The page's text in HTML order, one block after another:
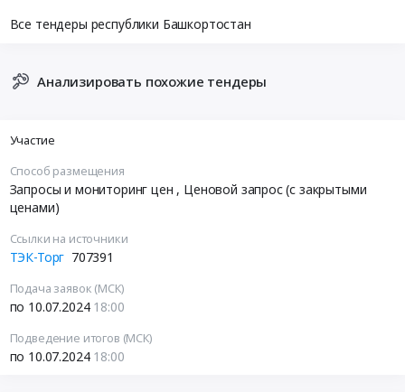
Все тендеры республики Башкортостан
Анализировать похожие тендеры
Участие
Способ размещения
Запросы и мониторинг цен , Ценовой запрос (с закрытыми
ценами)
Ссылки на источники
ТЭК-Торг 707391
Подача заявок (МСК)
по 10.07.2024 18:00
Подведение итогов (МСК)
по 10.07.2024 18:00